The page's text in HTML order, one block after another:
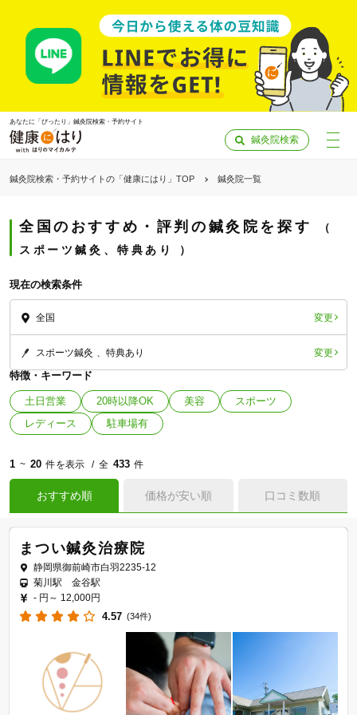
あなたに「ぴったり」鍼灸院検索・予約サイト
鍼灸院検索
鍼灸院検索・予約サイトの「健康にはり」TOP 鍼灸院一覧
全国のおすすめ・評判の鍼灸院を探す
スポーツ鍼灸、特典あり
現在の検索条件
全国 変更
スポーツ鍼灸 特典あり 変更
特徴・キーワード
土日営業 20時以降OK 美容
スポーツ
レディース
駐車場有
1 ~ 20 件を表示 全 433 件
おすすめ順 価格が安い順 口コミ数順
まつい鍼灸治療院
静岡県御前崎市白羽2235-12
菊川駅 金谷駅
- 円～ 12,000円
4.57 (34件)
「健康にはりを見た」